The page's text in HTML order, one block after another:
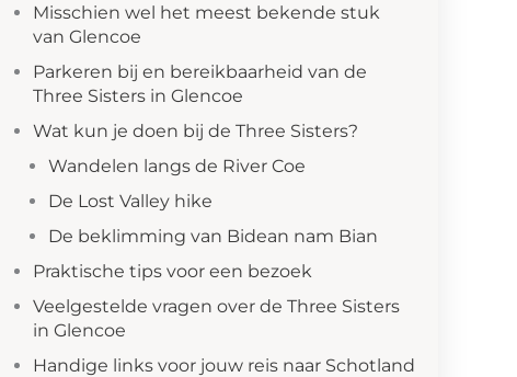
Misschien wel het meest bekende stuk
van Glencoe
Parkeren bij en bereikbaarheid van de
Three Sisters in Glencoe
Wat kun je doen bij de Three Sisters?
Wandelen langs de River Coe
De Lost Valley hike
De beklimming van Bidean nam Bian
Praktische tips voor een bezoek
Veelgestelde vragen over de Three Sisters
in Glencoe
Handige links voor jouw reis naar Schotland